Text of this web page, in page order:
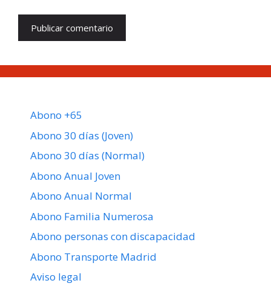
Abono +65
Abono 30 días (Joven)
Abono 30 días (Normal)
Abono Anual Joven
Abono Anual Normal
Abono Familia Numerosa
Abono personas con discapacidad
Abono Transporte Madrid
Aviso legal